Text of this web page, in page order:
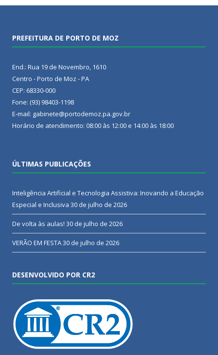
PREFEITURA DE PORTO DE MOZ
End.: Rua 19 de Novembro, 1610
Centro - Porto de Moz - PA
CEP: 68330-000
Fone: (93) 98403-1198
E-mail: gabinete@portodemoz.pa.gov.br
Horário de atendimento: 08:00 às 12:00 e 14:00 às 18:00
ÚLTIMAS PUBLICAÇÕES
Inteligência Artificial e Tecnologia Assistiva: Inovando a Educação
Especial e Inclusiva 30 de julho de 2026
De volta às aulas! 30 de julho de 2026
VERÃO EM FESTA30 de julho de 2026
DESENVOLVIDO POR CR2